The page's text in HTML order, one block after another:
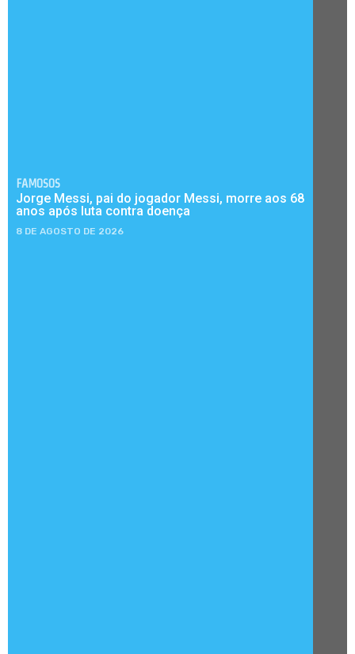
FAMOSOS
Jorge Messi, pai do jogador Messi, morre aos 68
anos após luta contra doença
8 DE AGOSTO DE 2026